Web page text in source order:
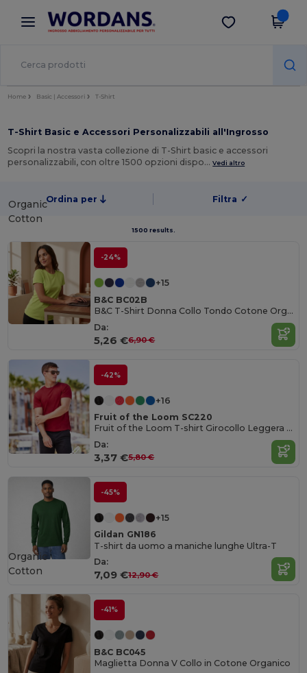
× App Wordans
Prezzi migliori sull'app!
Scarica app
Home Basic | Accessori T-Shirt
T-Shirt Basic e Accessori Personalizzabili all'Ingrosso
Scopri la nostra vasta collezione di T-Shirt basic e accessori
personalizzabili, con oltre 1500 opzioni dispo…Vedi altro
Ordina per Filtra ✓
1500 results.
Organic
Cotton
-24%
+15
B&C BC02B
B&C T-Shirt Donna Collo Tondo Cotone Organico Ultra Morbido
Da:
5,26 €6,90 €
-42%
+16
Fruit of the Loom SC220
Fruit of the Loom T-shirt Girocollo Leggera e Confortevole
Da:
3,37 €5,80 €
-45%
+15
Gildan GN186
T-shirt da uomo a maniche lunghe Ultra-T
Da:
7,09 €12,90 €
Organic
Cotton
-41%
B&C BC045
Maglietta Donna V Collo in Cotone Organico